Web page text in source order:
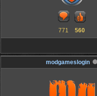
771 560
modgameslogin